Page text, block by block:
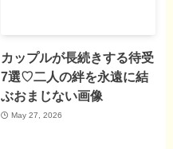
カップルが長続きする待受
7選♡二人の絆を永遠に結
ぶおまじない画像
May 27, 2026